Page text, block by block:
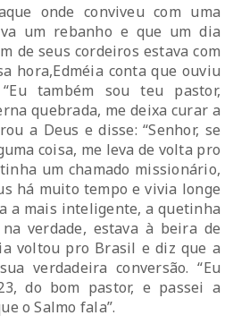
onde conviveu com uma
um rebanho e que um dia
de seus cordeiros estava com
hora,Edméia conta que ouviu
também sou teu pastor,
quebrada, me deixa curar a
a Deus e disse: “Senhor, se
coisa, me leva de volta pro
um chamado missionário,
há muito tempo e vivia longe
a mais inteligente, a quetinha
verdade, estava à beira de
voltou pro Brasil e diz que a
verdadeira conversão. “Eu
do bom pastor, e passei a
o Salmo fala”.